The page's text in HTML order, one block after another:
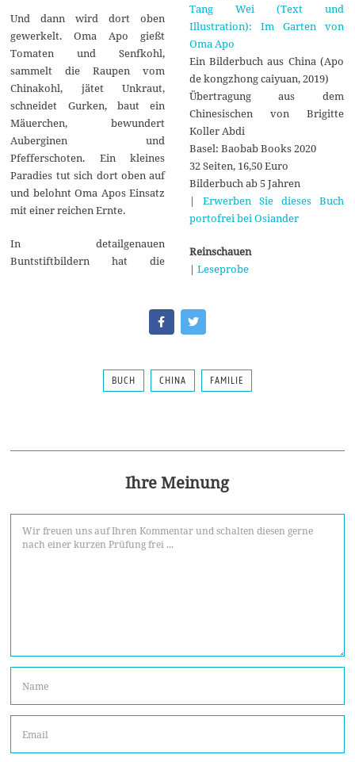
Und dann wird dort oben
gewerkelt. Oma Apo gießt
Tomaten und Senfkohl,
sammelt die Raupen vom
Chinakohl, jätet Unkraut,
schneidet Gurken, baut ein
Mäuerchen, bewundert
Auberginen und
Pfefferschoten. Ein kleines
Paradies tut sich dort oben auf
und belohnt Oma Apos Einsatz
mit einer reichen Ernte.
In detailgenauen
Buntstiftbildern hat die
Tang Wei (Text und
Illustration): Im Garten von
Oma Apo
Ein Bilderbuch aus China (Apo
de kongzhong caiyuan, 2019)
Übertragung aus dem
Chinesischen von Brigitte
Koller Abdi
Basel: Baobab Books 2020
32 Seiten, 16,50 Euro
Bilderbuch ab 5 Jahren
| Erwerben Sie dieses Buch
portofrei bei Osiander
Reinschauen
| Leseprobe
BUCH CHINA FAMILIE
Ihre Meinung